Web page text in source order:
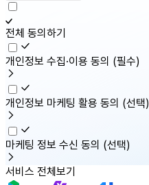
전체 동의하기
개인정보 수집·이용 동의 (필수)
개인정보 마케팅 활용 동의 (선택)
마케팅 정보 수신 동의 (선택)
서비스 전체보기